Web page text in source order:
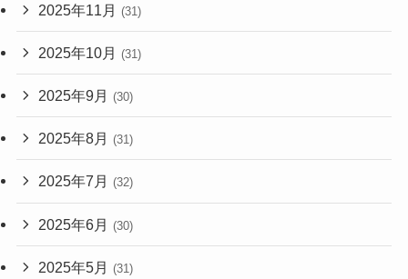
2025年11月 (31)
2025年10月 (31)
2025年9月 (30)
2025年8月 (31)
2025年7月 (32)
2025年6月 (30)
2025年5月 (31)